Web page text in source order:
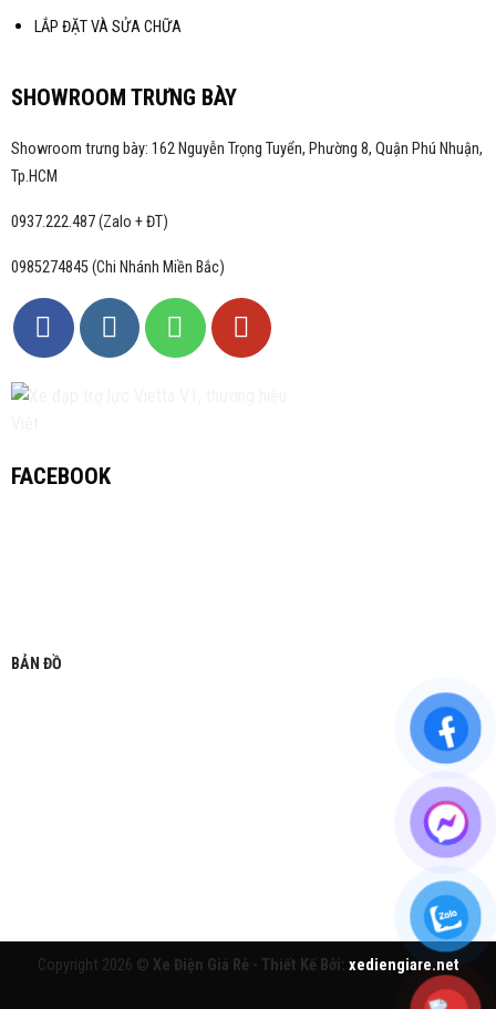
LẮP ĐẶT VÀ SỬA CHỮA
SHOWROOM TRƯNG BÀY
Showroom trưng bày: 162 Nguyễn Trọng Tuyển, Phường 8, Quận Phú Nhuận,
Tp.HCM
0937.222.487 (Zalo + ĐT)
0985274845 (Chi Nhánh Miền Bắc)
FACEBOOK
BẢN ĐỒ
Copyright 2026 © Xe Điện Giá Rẻ - Thiết Kế Bởi: xediengiare.net